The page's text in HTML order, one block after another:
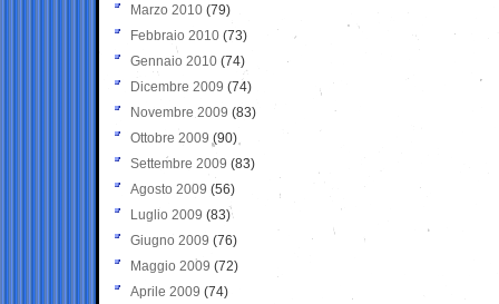
Marzo 2010 (79)
Febbraio 2010 (73)
Gennaio 2010 (74)
Dicembre 2009 (74)
Novembre 2009 (83)
Ottobre 2009 (90)
Settembre 2009 (83)
Agosto 2009 (56)
Luglio 2009 (83)
Giugno 2009 (76)
Maggio 2009 (72)
Aprile 2009 (74)